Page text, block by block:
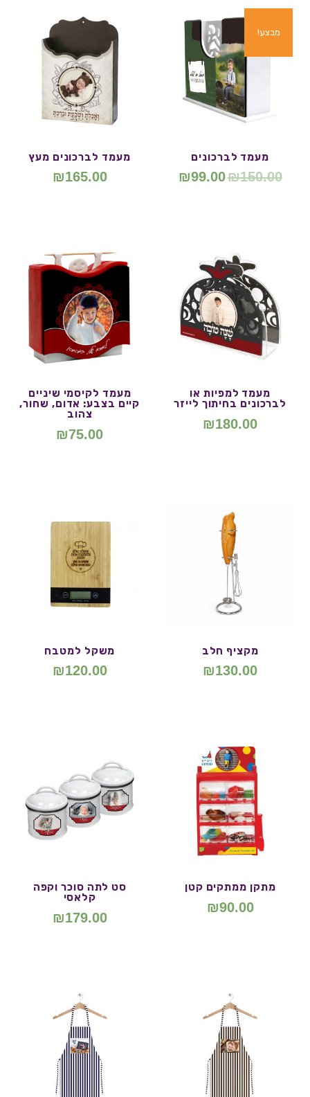
מבצע!
מעמד לברכונים
₪150.00
₪99.00
מעמד לברכונים מעץ
₪165.00
מעמד למפיות או
לברכונים בחיתוך לייזר
₪180.00
מעמד לקיסמי שיניים
קיים בצבע: אדום, שחור,
צהוב
₪75.00
מקציף חלב
₪130.00
משקל למטבח
₪120.00
מתקן ממתקים קטן
₪90.00
סט לתה סוכר וקפה
קלאסי
₪179.00